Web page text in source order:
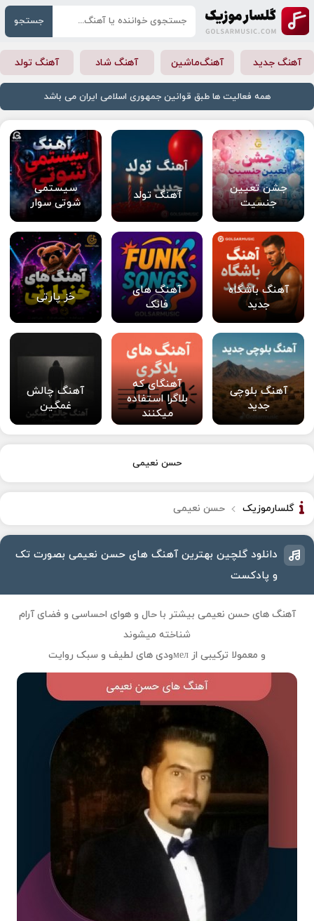
جستجو
آهنگ جدید آهنگ‌ماشین آهنگ شاد آهنگ تولد
همه فعالیت ها طبق قوانین جمهوری اسلامی ایران می باشد
جشن تعیین
جنسیت
آهنگ تولد
سیستمی
شوتی سوار
آهنگ باشگاه
جدید
آهنگ های
فانک
خز پارتی
آهنگ بلوچی
جدید
آهنگای که
بلاگرا استفاده
میکنند
آهنگ چالش
غمگین
حسن نعیمی
گلسارموزیک حسن نعیمی
دانلود گلچین بهترین آهنگ های حسن نعیمی بصورت تک
و پادکست
آهنگ های حسن نعیمی بیشتر با حال و هوای احساسی و فضای آرام
شناخته میشوند
و معمولا ترکیبی از мелودی های لطیف و سبک روایت